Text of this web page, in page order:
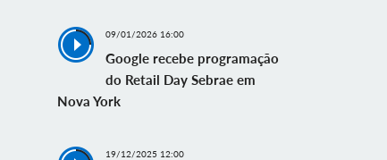
09/01/2026 16:00
Google recebe programação
do Retail Day Sebrae em
Nova York
19/12/2025 12:00